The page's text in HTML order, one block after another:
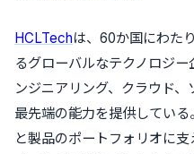
HCLTechは、60か国にわた
るグローバルなテクノロジ
ンジニアリング、クラウド
最先端の能力を提供してい
と製品のポートフォリオに